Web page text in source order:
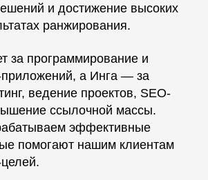
и достижение высоких
ранжирования.
за программирование и
приложений, а Инга — за
ведение проектов, SEO-
ссылочной массы.
эффективные
помогают нашим клиентам